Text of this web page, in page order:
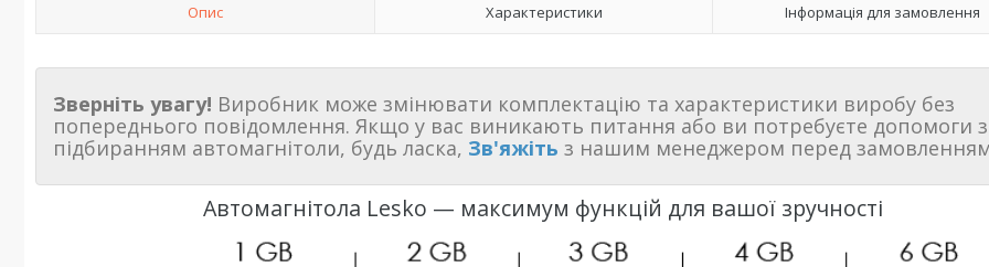
Опис Характеристики Інформація для замовлення
Зверніть увагу! Виробник може змінювати комплектацію та характеристики виробу без
попереднього повідомлення. Якщо у вас виникають питання або ви потребуєте допомоги з
підбиранням автомагнітоли, будь ласка, Зв'яжіть з нашим менеджером перед
Автомагнітола Lesko — максимум функцій для вашої зручності